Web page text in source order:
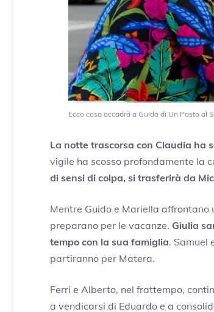
Ecco cosa accadrà a Guido di Un Posto al
La notte trascorsa con Claudia ha
vigile ha scosso profondamente la
di sensi di colpa, si trasferirà da
Mentre Guido e Mariella
preparano per le vacanze. Giulia
tempo con la sua famiglia. Samuel
partiranno per Matera.
Ferri e Alberto, nel frattempo,
a vendicarsi di Eduardo e a